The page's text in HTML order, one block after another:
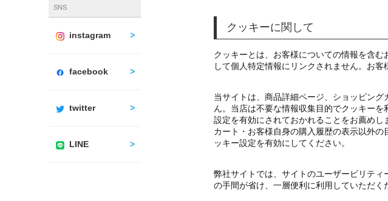
SNS
instagram
facebook
twitter
LINE
クッキーに関して
クッキーとは、お客様についての情報を含
して個人特定情報にリンクされません。お
当サイトは、商品詳細ページ、ショッピン
ん。当店は不要な情報収集目的でクッキー
設定を有効にされておかれることをお薦めし
カート・お客様自身の購入履歴の表示以外
ッキー設定を有効にしてください。
弊社サイトでは、サイトのユーザービリテ
の手間が省け、一層便利に利用していただく